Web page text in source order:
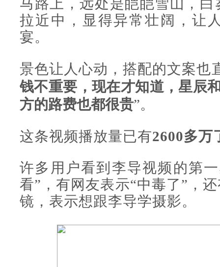
马路上，远处是皑皑雪山，
拉近中，显得异常壮阔，让
宴。
景色让人心动，搭配的文案也
钱不重要，现在才知道，星辰
方的路费也都很贵”。
这条视频播放量已有2600多万
许多用户看到李导视频的第
看”，有网友表示“中毒了”，
镜，表示想跟李导学摄影。